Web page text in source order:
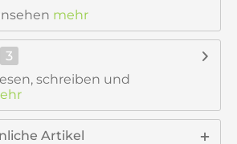
mehr
3
schreiben und
Artikel